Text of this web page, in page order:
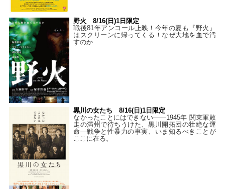
野火 8/16(日)1日限定
戦後81年アンコール上映！今年の夏も『野火』
はスクリーンに帰ってくる！なぜ大地を血で汚
すのか
黒川の女たち 8/16(日)1日限定
なかったことにはできない——1945年 関東軍敗
走の満州で待ちうけた、黒川開拓団の壮絶な運
命―戦争と性暴力の事実、いま知るべきことが
ここに在る。